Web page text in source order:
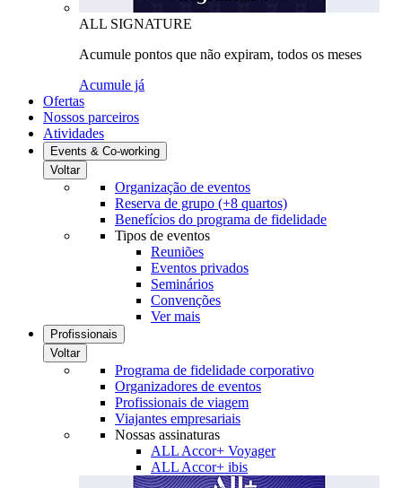
ALL SIGNATURE
Acumule pontos que não expiram, todos os meses
Acumule já
Ofertas
Nossos parceiros
Atividades
Events & Co-working
Voltar
Organização de eventos
Reserva de grupo (+8 quartos)
Benefícios do programa de fidelidade
Tipos de eventos
Reuniões
Eventos privados
Seminários
Convenções
Ver mais
Profissionais
Voltar
Programa de fidelidade corporativo
Organizadores de eventos
Profissionais de viagem
Viajantes empresariais
Nossas assinaturas
ALL Accor+ Voyager
ALL Accor+ ibis